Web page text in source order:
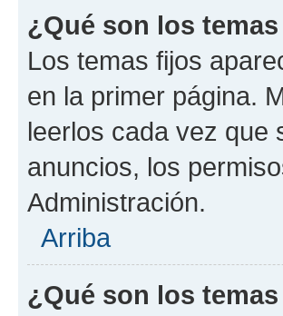
¿Qué son los
Los temas fijos
en la primer página.
leerlos cada vez que
anuncios, los
Administración.
Arriba
¿Qué son los